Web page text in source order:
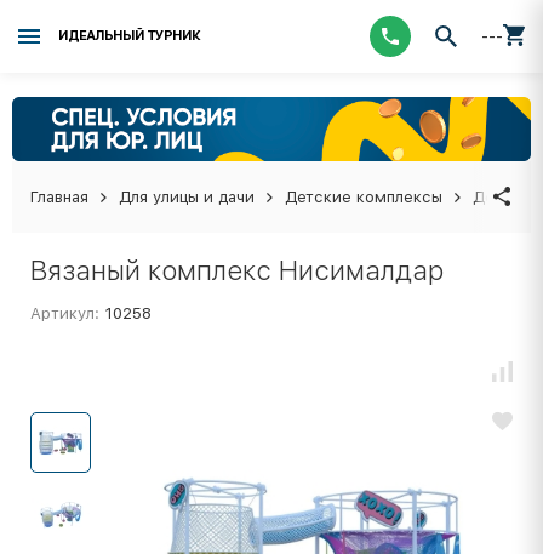
ИДЕАЛЬНЫЙ ТУРНИК ---
Главная Для улицы и дачи Детские комплексы
Вязаный комплекс Нисималдар
Артикул: 10258